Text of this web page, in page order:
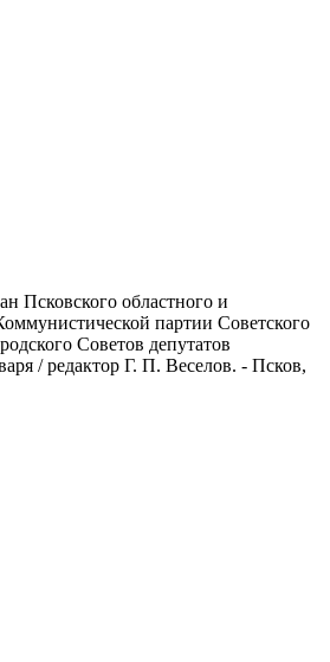
Псковского областного и
партии Советского
Советов депутатов
/ редактор Г. П. Веселов. - Псков,